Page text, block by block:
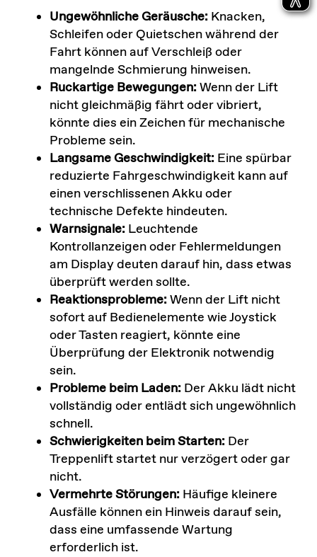
SucheUngewöhnliche Geräusche: Knacken,
Schleifen oder Quietschen während der
Fahrt können auf Verschleiß oder
mangelnde Schmierung hinweisen.
Ruckartige Bewegungen:Wenn der Lift
nicht gleichmäßig fährt oder vibriert,
könnte dies ein Zeichen für mechanische
Probleme sein.
Langsame Geschwindigkeit: Eine spürbar
reduzierte Fahrgeschwindigkeit kann auf
einen verschlissenen Akku oder
technische Defekte hindeuten.
Warnsignale: Leuchtende
Kontrollanzeigen oder Fehlermeldungen
am Display deuten darauf hin, dass etwas
überprüft werden sollte.
Reaktionsprobleme:Wenn der Lift nicht
sofort auf Bedienelemente wie Joystick
oder Tasten reagiert, könnte eine
Überprüfung der Elektronik notwendig
sein.
Probleme beim Laden: Der Akku lädt nicht
vollständig oder entlädt sich ungewöhnlich
schnell.
Schwierigkeiten beim Starten: Der
Treppenlift startet nur verzögert oder gar
nicht.
Vermehrte Störungen: Häufige kleinere
Ausfälle können ein Hinweis darauf sein,
dass eine umfassende Wartung
erforderlich ist.